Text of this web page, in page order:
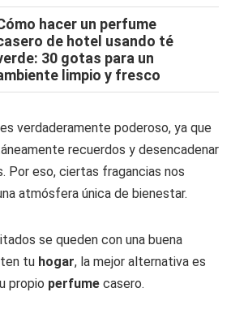
hacer un perfume
de hotel usando té
30 gotas para un
limpio y fresco
verdaderamente poderoso, ya que
recuerdos y desencadenar
Por eso, ciertas fragancias nos
atmósfera única de bienestar.
se queden con una buena
tu hogar, la mejor alternativa es
propio perfume casero.